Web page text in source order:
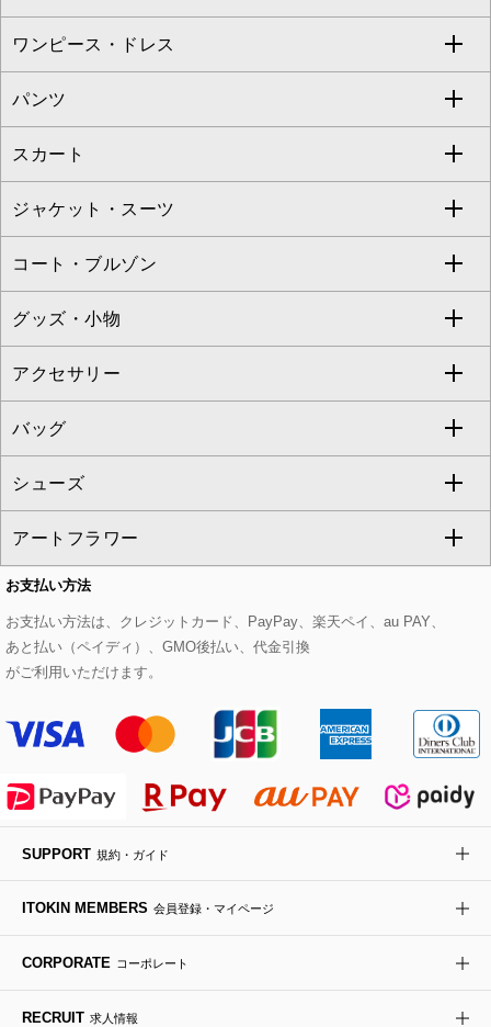
eur3
Maison de CINQ
MK MICHEL KLEIN BAG
HIROKO KOSHINO
すべてのトップス
カットソー・Tシャツ
ブラウス・シャツ
ニット・セーター
カーディガン
アンサンブルセット
ベスト・ジレ
パーカー
タンクトップ・キャミソール
スウェット・ジャージー
その他のトップス
ワンピース・ドレス
すべてのワンピース・ドレス
ワンピース
ドレス
チュニック
ジャンパースカート
その他のワンピース・ドレス
パンツ
すべてのパンツ
フルレングスパンツ
クロップド・半端丈パンツ
ガウチョ・ワイドパンツ
ハーフ・ショート丈パンツ
サロペット・オールインワン
その他のパンツ
スカート
すべてのスカート
ロング・マキシ丈スカート
ひざ丈スカート
ミモレ丈スカート
ショート・ミニ丈スカート
その他のスカート
ジャケット・スーツ
すべてのジャケット・スーツ
テーラードジャケット
ノーカラージャケット
セットアップ
セットアップジャケット
セットアップパンツ
セットアップスカート
セットアップワンピース
コート・ブルゾン
すべてのコート・ブルゾン
トレンチコート
ピーコート
ダッフルコート
チェスターコート
モッズコート
ステンカラーコート
ライダースジャケット
デニムジャケット
ダウンジャケット・コート
グッズ・小物
すべてのグッズ・小物
マスク
ストール・マフラー・スヌード
ベルト・サスペンダー
帽子
ヘアアクセサリー
ハンカチ・バンダナ
手袋
チャーム・ストラップ
アクセサリー
すべてのアクセサリー
ネックレス
ピアス・イヤリング
ブレスレット・バングル
ブローチ・コサージュ
バッグ
すべてのバッグ
トートバッグ
ショルダーバッグ
ボストンバッグ
バックパック・リュック
ボディバッグ・メッセンジャーバッグ
トラベルバッグ
シューズ
すべてのシューズ
パンプス
スニーカー
フラットシューズ
ローファー
ドレスシューズ
アートフラワー
すべてのアートフラワー
ローズ
カサブランカ・カラー
ラナンキュラス
ポプリアレンジ＆フレグランス
お支払い方法
お支払い方法は、クレジットカード、PayPay、楽天ペイ、au PAY、
あと払い（ペイディ）、GMO後払い、代金引換
がご利用いただけます。
SUPPORT 規約・ガイド
ITOKIN MEMBERS 会員登録・マイページ
CORPORATE コーポレート
RECRUIT 求人情報